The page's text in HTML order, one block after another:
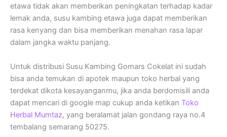
etawa tidak akan memberikan peningkatan terhadap kadar
lemak anda, susu kambing etawa juga dapat memberikan
rasa kenyang dan bisa memberikan menahan rasa lapar
dalam jangka waktu panjang.
Untuk distribusi Susu Kambing Gomars Cokelat ini sudah
bisa anda temukan di apotek maupun toko herbal yang
terdekat dikota kesayanganmu, jika anda berdomisili anda
dapat mencari di google map cukup anda ketikan Toko
Herbal Mumtaz, yang beralamat jalan gondang raya no.4
tembalang semarang 50275.